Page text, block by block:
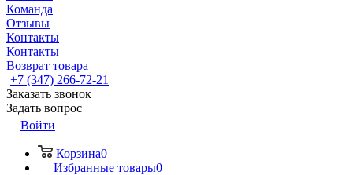
Команда
Отзывы
Контакты
Контакты
Возврат товара
+7 (347) 266-72-21
Заказать звонок
Задать вопрос
Войти
Корзина0
Избранные товары0